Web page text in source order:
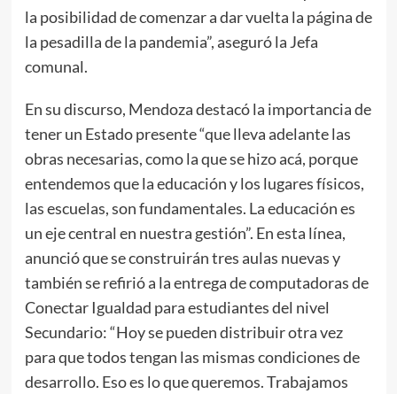
la posibilidad de comenzar a dar vuelta la página de
la pesadilla de la pandemia”, aseguró la Jefa
comunal.
En su discurso, Mendoza destacó la importancia de
tener un Estado presente “que lleva adelante las
obras necesarias, como la que se hizo acá, porque
entendemos que la educación y los lugares físicos,
las escuelas, son fundamentales. La educación es
un eje central en nuestra gestión”. En esta línea,
anunció que se construirán tres aulas nuevas y
también se refirió a la entrega de computadoras de
Conectar Igualdad para estudiantes del nivel
Secundario: “Hoy se pueden distribuir otra vez
para que todos tengan las mismas condiciones de
desarrollo. Eso es lo que queremos. Trabajamos